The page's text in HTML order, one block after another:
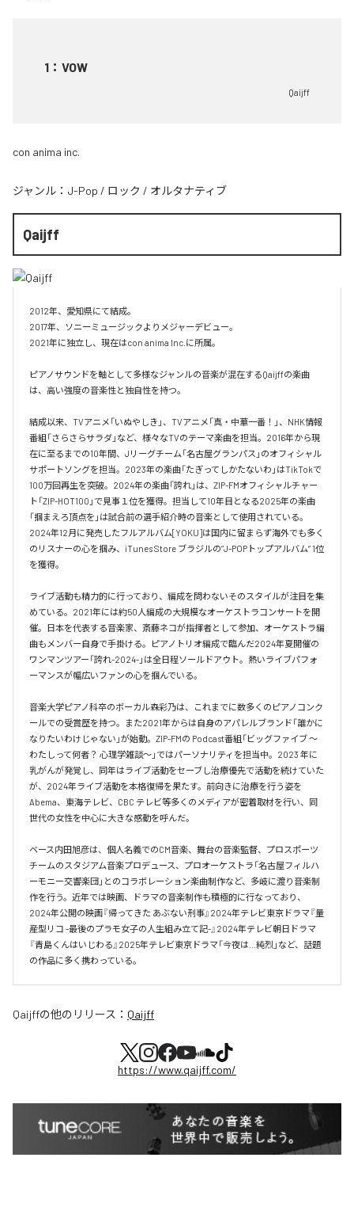
1 ： VOW
Qaijff
con anima inc.
ジャンル： J-Pop / ロック / オルタナティブ
Qaijff
2012年、愛知県にて結成。
2017年、ソニーミュージックよりメジャーデビュー。
2021年に独立し、現在はcon anima Inc.に所属。
ピアノサウンドを軸として多様なジャンルの音楽が混在するQaijffの楽曲
は、高い強度の音楽性と独自性を持つ。
結成以来、TVアニメ「いぬやしき」、TVアニメ「真・中華一番！」、NHK情報
番組「さらさらサラダ」など、様々なTVのテーマ楽曲を担当。2016年から現
在に至るまでの10年間、Jリーグチーム「名古屋グランパス」のオフィシャル
サポートソングを担当。2023年の楽曲「たぎってしかたないわ」はTikTokで
100万回再生を突破。2024年の楽曲「誇れ」は、ZIP-FMオフィシャルチャー
ト「ZIP-HOT100」で見事１位を獲得。担当して10年目となる2025年の楽曲
「掴まえろ頂点を」は試合前の選手紹介時の音楽として使用されている。
2024年12月に発売したフルアルバム[YOKU]は国内に留まらず海外でも多く
のリスナーの心を掴み、iTunes Store ブラジルの”J-POPトップアルバム” 1位
を獲得。
ライブ活動も精力的に行っており、編成を問わないそのスタイルが注目を集
めている。2021年には約50人編成の大規模なオーケストラコンサートを開
催。日本を代表する音楽家、斎藤ネコが指揮者として参加、オーケストラ編
曲もメンバー自身で手掛ける。ピアノトリオ編成で臨んだ2024年夏開催の
ワンマンツアー「誇れ-2024-」は全日程ソールドアウト。熱いライブパフォ
ーマンスが幅広いファンの心を掴んでいる。
音楽大学ピアノ科卒のボーカル森彩乃は、これまでに数多くのピアノコンク
ールでの受賞歴を持つ。また2021年からは自身のアパレルブランド「誰かに
なりたいわけじゃない」が始動。ZIP-FMの Podcast番組「ビッグファイブ 〜
わたしって何者？ 心理学雑談〜」ではパーソナリティを担当中。2023 年に
乳がんが発覚し、同年はライブ活動をセーブし治療優先で活動を続けていた
が、2024年ライブ活動を本格復帰を果たす。前向きに治療を行う姿を
Abema、東海テレビ、CBC テレビ等多くのメディアが密着取材を行い、同
世代の女性を中心に大きな感動を呼んだ。
ベース内田旭彦は、個人名義でのCM音楽、舞台の音楽監督、プロスポーツ
チームのスタジアム音楽プロデュース、プロオーケストラ「名古屋フィルハ
ーモニー交響楽団」とのコラボレーション楽曲制作など、多岐に渡り音楽制
作を行う。近年では映画、ドラマの音楽制作も積極的に行なっており、
2024年公開の映画『帰ってきた あぶない刑事』2024年テレビ東京ドラマ『量
産型リコ -最後のプラモ女子の人生組み立て記-』2024年テレビ朝日ドラマ
『青島くんはいじわる』2025年テレビ東京ドラマ「今夜は…純烈」など、話題
の作品に多く携わっている。
Qaijffの他のリリース： Qaijff
https://www.qaijff.com/